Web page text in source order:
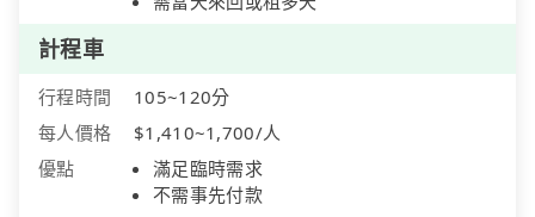
計程車
行程時間
105~120分
每人價格
$1,410~1,700/人
優點
滿足臨時需求
不需事先付款